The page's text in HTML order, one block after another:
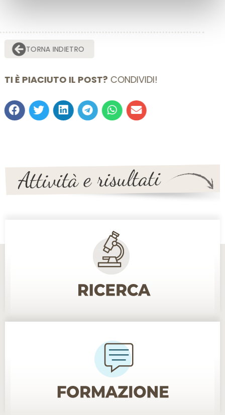
TORNA INDIETRO
TI È PIACIUTO IL POST?CONDIVIDI!